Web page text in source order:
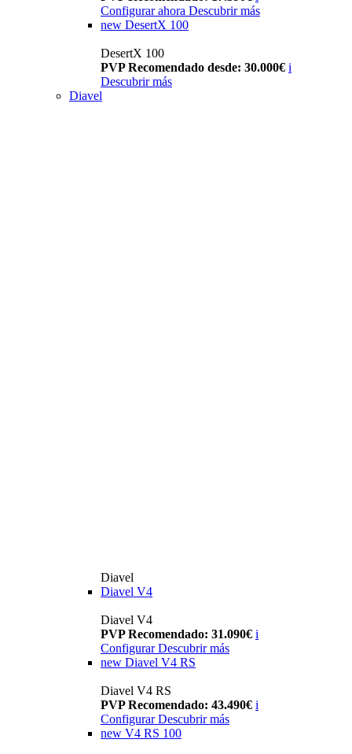
Configurar ahora Descubrir más
new DesertX 100
DesertX 100
PVP Recomendado desde: 30.000€ i
Descubrir más
Diavel
Diavel
Diavel V4
Diavel V4
PVP Recomendado: 31.090€ i
Configurar Descubrir más
new Diavel V4 RS
Diavel V4 RS
PVP Recomendado: 43.490€ i
Configurar Descubrir más
new V4 RS 100